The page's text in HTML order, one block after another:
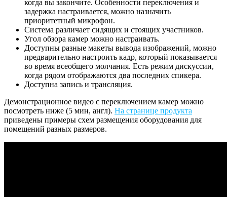
когда вы закончите. Особенности переключения и
задержка настраивается, можно назначить
приоритетный микрофон.
Система различает сидящих и стоящих участников.
Угол обзора камер можно настраивать.
Доступны разные макеты вывода изображений, можно
предварительно настроить кадр, который показывается
во время всеобщего молчания. Есть режим дискуссии,
когда рядом отображаются два последних спикера.
Доступна запись и трансляция.
Демонстрационное видео с переключением камер можно
посмотреть ниже (5 мин, англ). На странице продукта
приведены примеры схем размещения оборудования для
помещений разных размеров.